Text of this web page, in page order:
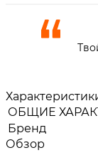
ОБЩИЕ
Бренд
Обзор